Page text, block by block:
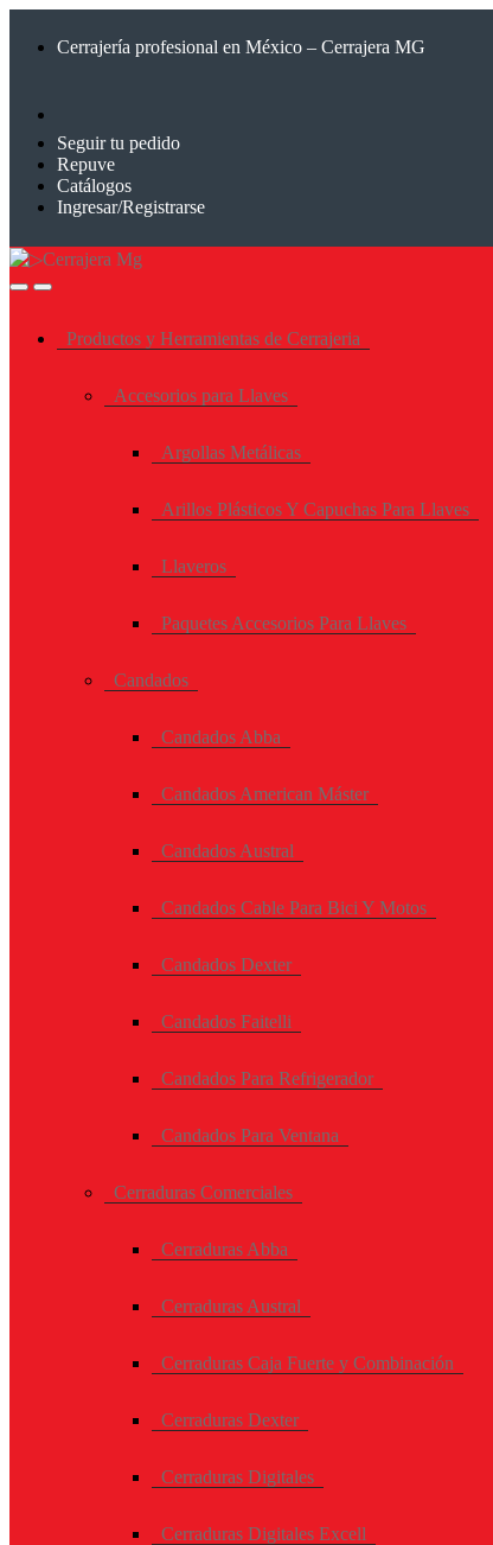
Cerrajería profesional en México – Cerrajera MG
Seguir tu pedido
Repuve
Catálogos
Ingresar/Registrarse
Productos y Herramientas de Cerrajeria
Accesorios para Llaves
Argollas Metálicas
Arillos Plásticos Y Capuchas Para Llaves
Llaveros
Paquetes Accesorios Para Llaves
Candados
Candados Abba
Candados American Máster
Candados Austral
Candados Cable Para Bici Y Motos
Candados Dexter
Candados Faitelli
Candados Para Refrigerador
Candados Para Ventana
Cerraduras Comerciales
Cerraduras Abba
Cerraduras Austral
Cerraduras Caja Fuerte y Combinación
Cerraduras Dexter
Cerraduras Digitales
Cerraduras Digitales Excell